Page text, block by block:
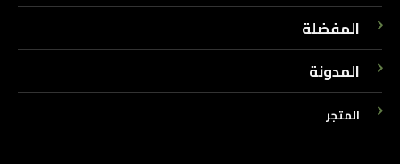
المفضلة
المدونة
المتجر